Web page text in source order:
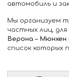
автомобиль и
Мы организуем
частных лиц,
Верона – Мюнхен
список которых